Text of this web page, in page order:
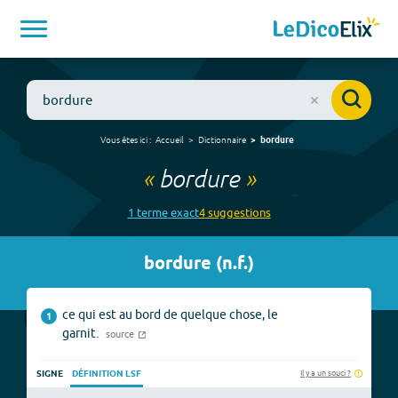
Vous êtes ici : Accueil Dictionnaire bordure
« bordure»
1 termeexact4suggestions
bordure (n.f.)
1
ce qui est au bord de quelque chose, le
garnit.
source
SIGNE DÉFINITION LSF Il y a un souci ?